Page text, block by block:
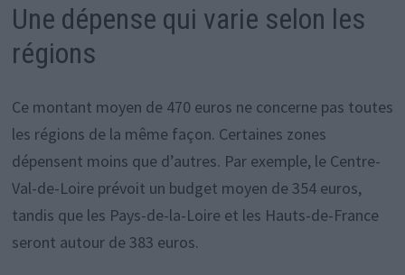
Une dépense qui varie selon les
régions
Ce montant moyen de 470 euros ne concerne pas toutes
les régions de la même façon. Certaines zones
dépensent moins que d’autres. Par exemple, le Centre-
Val-de-Loire prévoit un budget moyen de 354 euros,
tandis que les Pays-de-la-Loire et les Hauts-de-France
seront autour de 383 euros.